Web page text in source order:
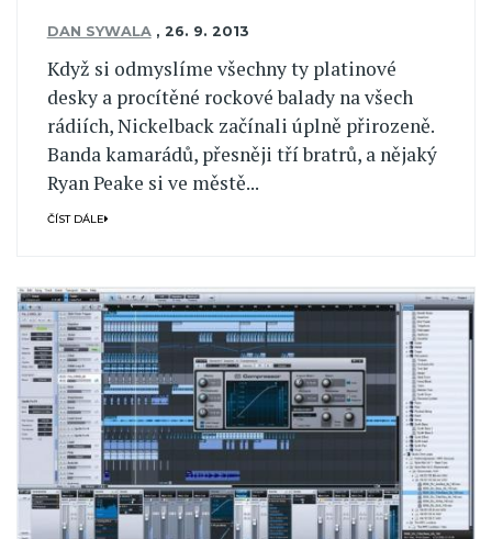
DAN SYWALA , 26. 9. 2013
Když si odmyslíme všechny ty platinové
desky a procítěné rockové balady na všech
rádiích, Nickelback začínali úplně přirozeně.
Banda kamarádů, přesněji tří bratrů, a nějaký
Ryan Peake si ve městě...
ČÍST DÁLE